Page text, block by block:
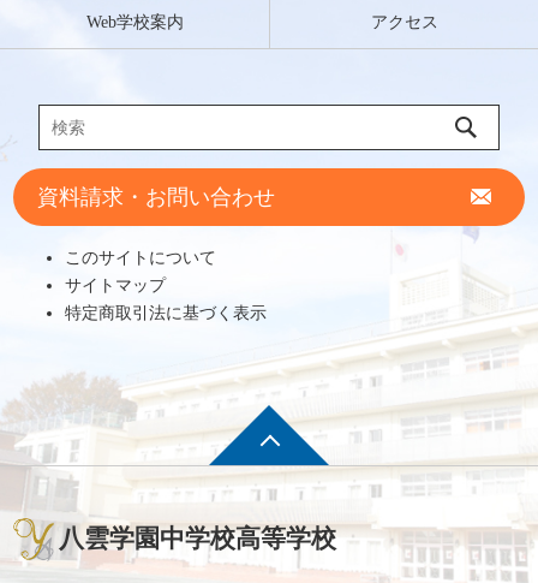
Web学校案内 アクセス
資料請求・お問い合わせ
このサイトについて
サイトマップ
特定商取引法に基づく表示
八雲学園中学校高等学校